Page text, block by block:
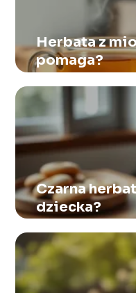
Herbata z
pomaga?
Czarna
dziecka?